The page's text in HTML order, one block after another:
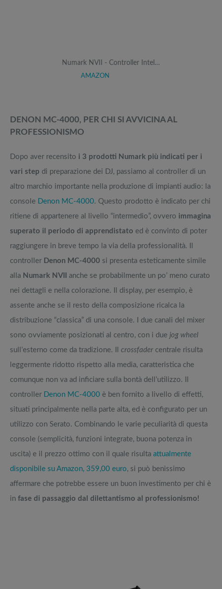
Numark NVII - Controller Intel…
AMAZON
DENON MC-4000, PER CHI SI AVVICINA AL
PROFESSIONISMO
Dopo aver recensito i 3 prodotti Numark più indicati per i
vari step di preparazione dei DJ, passiamo al controller di un
altro marchio importante nella produzione di impianti audio: la
console
Denon MC-4000. Questo prodotto è indicato per chi
ritiene di appartenere al livello “intermedio”, ovvero immagina
superato il periodo di apprendistato ed è convinto di poter
raggiungere in breve tempo la via della professionalità. Il
controller Denon MC-4000 si presenta esteticamente simile
alla Numark NVII
anche se probabilmente un po’ meno curato
nei dettagli e nella colorazione. Il display, per esempio, è
assente anche se il resto della composizione ricalca la
distribuzione “classica” di una console. I due canali del mixer
sono ovviamente posizionati al centro, con i due jog wheel
sull’esterno come da tradizione. Il crossfader centrale risulta
leggermente ridotto rispetto alla media, caratteristica che
comunque non va ad inficiare sulla bontà dell’utilizzo. Il
controller
Denon MC-4000 è ben fornito a livello di effetti,
situati principalmente nella parte alta, ed è configurato per un
utilizzo con Serato. Combinando le varie peculiarità di questa
console (semplicità, funzioni integrate, buona potenza in
uscita) e il prezzo ottimo con il quale risulta attualmente
disponibile su Amazon, 359,00 euro, si può benissimo
affermare che potrebbe essere un buon investimento per chi è
in fase di passaggio dal dilettantismo al professionismo!